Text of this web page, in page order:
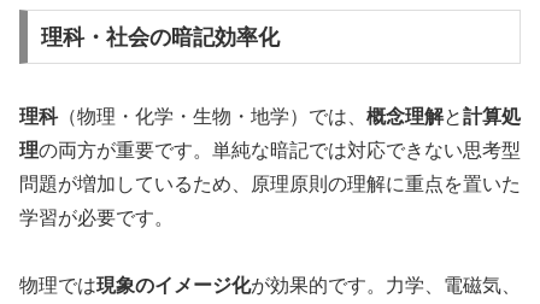
理科・社会の暗記効率化
理科（物理・化学・生物・地学）では、 概念理解と計算処
理の両方が重要です。単純な暗記では対応できない思考型
問題が増加しているため、原理原則の理解に重点を置いた
学習が必要です。
物理では現象のイメージ化が効果的です。力学、電磁気、